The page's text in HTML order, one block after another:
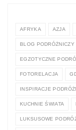
AFRYKA AZJA
BLOG PODRÓŻNICZY
EGZOTYCZNE
FOTORELACJA
INSPIRACJE
KUCHNIE ŚWIATA
LUKSUSOWE